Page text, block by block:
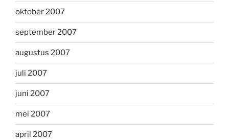
oktober 2007
september 2007
augustus 2007
juli 2007
juni 2007
mei 2007
april 2007